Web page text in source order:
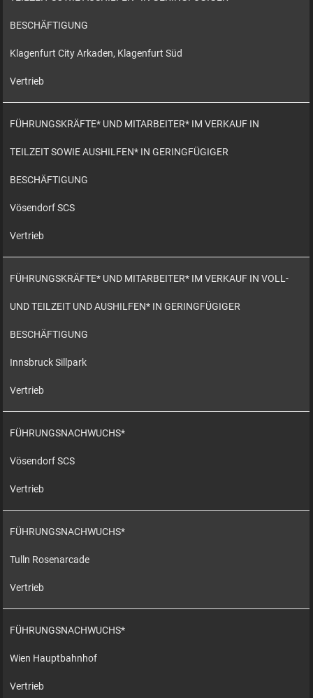
BESCHÄFTIGUNG
Klagenfurt City Arkaden, Klagenfurt Süd
Vertrieb
FÜHRUNGSKRÄFTE* UND MITARBEITER* IM VERKAUF IN
TEILZEIT SOWIE AUSHILFEN* IN GERINGFÜGIGER
BESCHÄFTIGUNG
Vösendorf SCS
Vertrieb
FÜHRUNGSKRÄFTE* UND MITARBEITER* IM VERKAUF IN VOLL-
UND TEILZEIT UND AUSHILFEN* IN GERINGFÜGIGER
BESCHÄFTIGUNG
Innsbruck Sillpark
Vertrieb
FÜHRUNGSNACHWUCHS*
Vösendorf SCS
Vertrieb
FÜHRUNGSNACHWUCHS*
Tulln Rosenarcade
Vertrieb
FÜHRUNGSNACHWUCHS*
Wien Hauptbahnhof
Vertrieb